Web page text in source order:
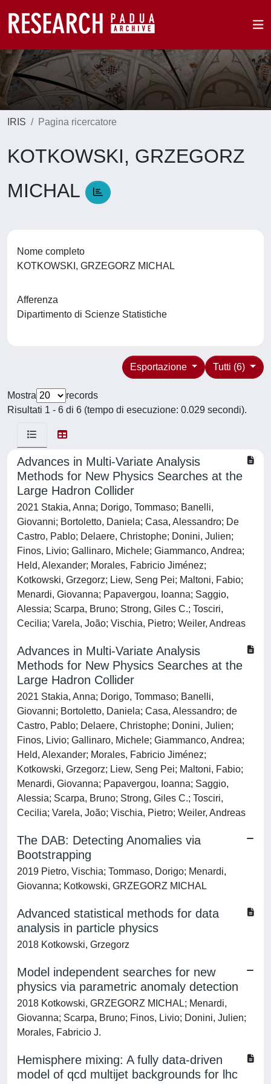
IRIS Pagina ricercatore
KOTKOWSKI, GRZEGORZ
MICHAL
Nome completo
KOTKOWSKI, GRZEGORZ MICHAL
Afferenza
Dipartimento di Scienze Statistiche
Tutti (6)
Esportazione
Mostra
records
Risultati 1 - 6 di 6 (tempo di esecuzione: 0.029 secondi).
Advances in Multi-Variate Analysis
Methods for New Physics Searches at the
Large Hadron Collider
2021 Stakia, Anna; Dorigo, Tommaso; Banelli,
Giovanni; Bortoletto, Daniela; Casa, Alessandro; De
Castro, Pablo; Delaere, Christophe; Donini, Julien;
Finos, Livio; Gallinaro, Michele; Giammanco, Andrea;
Held, Alexander; Morales, Fabricio Jiménez;
Kotkowski, Grzegorz; Liew, Seng Pei; Maltoni, Fabio;
Menardi, Giovanna; Papavergou, Ioanna; Saggio,
Alessia; Scarpa, Bruno; Strong, Giles C.; Tosciri,
Cecilia; Varela, João; Vischia, Pietro; Weiler, Andreas
Advances in Multi-Variate Analysis
Methods for New Physics Searches at the
Large Hadron Collider
2021 Stakia, Anna; Dorigo, Tommaso; Banelli,
Giovanni; Bortoletto, Daniela; Casa, Alessandro; de
Castro, Pablo; Delaere, Christophe; Donini, Julien;
Finos, Livio; Gallinaro, Michele; Giammanco, Andrea;
Held, Alexander; Morales, Fabricio Jiménez;
Kotkowski, Grzegorz; Liew, Seng Pei; Maltoni, Fabio;
Menardi, Giovanna; Papavergou, Ioanna; Saggio,
Alessia; Scarpa, Bruno; Strong, Giles C.; Tosciri,
Cecilia; Varela, João; Vischia, Pietro; Weiler, Andreas
The DAB: Detecting Anomalies via
Bootstrapping
2019 Pietro, Vischia; Tommaso, Dorigo; Menardi,
Giovanna; Kotkowski, GRZEGORZ MICHAL
Advanced statistical methods for data
analysis in particle physics
2018 Kotkowski, Grzegorz
Model independent searches for new
physics via parametric anomaly detection
2018 Kotkowski, GRZEGORZ MICHAL; Menardi,
Giovanna; Scarpa, Bruno; Finos, Livio; Donini, Julien;
Morales, Fabricio J.
Hemisphere mixing: A fully data-driven
model of qcd multijet backgrounds for lhc